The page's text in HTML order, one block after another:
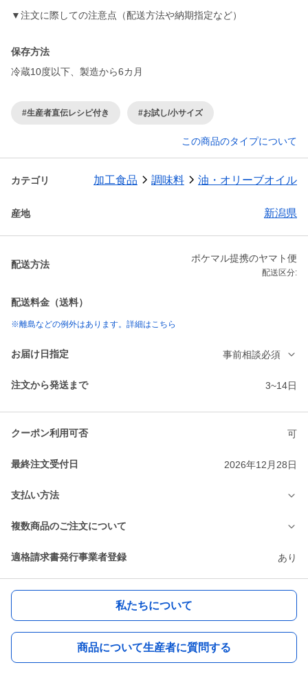
▼注文に際しての注意点（配送方法や納期指定など）
保存方法
冷蔵10度以下、製造から6カ月
#生産者直伝レシピ付き #お試し/小サイズ
この商品のタイプについて
カテゴリ 加工食品 調味料 油・オリーブオイル
産地 新潟県
配送方法
ポケマル提携のヤマト便
配送区分:
配送料金（送料）
※離島などの例外はあります。詳細はこちら
お届け日指定 事前相談必須
注文から発送まで 3~14日
クーポン利用可否 可
最終注文受付日 2026年12月28日
支払い方法
複数商品のご注文について
適格請求書発行事業者登録 あり
私たちについて
商品について生産者に質問する